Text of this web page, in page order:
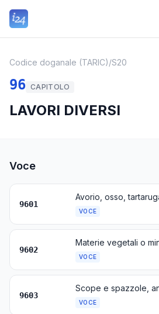
Codice doganale (TARIC)/S20
96 CAPITOLO
LAVORI DIVERSI
Voce
9601
VOCE
9602
VOCE
9603
VOCE